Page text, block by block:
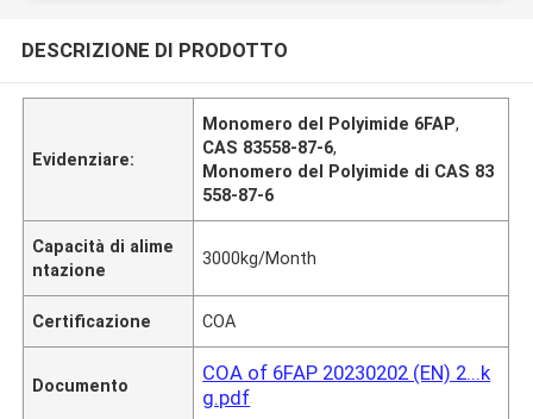
DESCRIZIONE DI PRODOTTO
Evidenziare:
Monomero del Polyimide 6FAP,
CAS 83558-87-6,
Monomero del Polyimide di CAS 83
558-87-6
Capacità di alime
ntazione
3000kg/Month
Certificazione COA
Documento
COA of 6FAP 20230202 (EN) 2...k
g.pdf